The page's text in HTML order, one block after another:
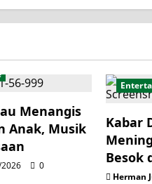
Menangis
Anak, Musik
0
Kabar
Besok
Herman